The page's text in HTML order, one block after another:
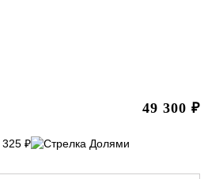
49 300 ₽
325 ₽